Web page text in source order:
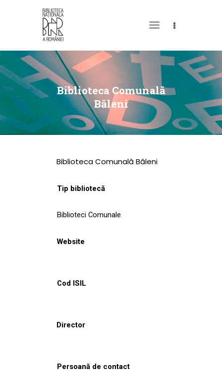
Biblioteca Comunală
Băleni
DESPRE NOI
PERMISUL MEU DE
BIBLIOTECĂ
CATALOAGE ȘI
COLECȚII
CULTURALE
NOUTĂȚI
Biblioteca Comunală Băleni
Tip bibliotecă
Biblioteci Comunale
Website
Cod ISIL
Director
Persoană de contact